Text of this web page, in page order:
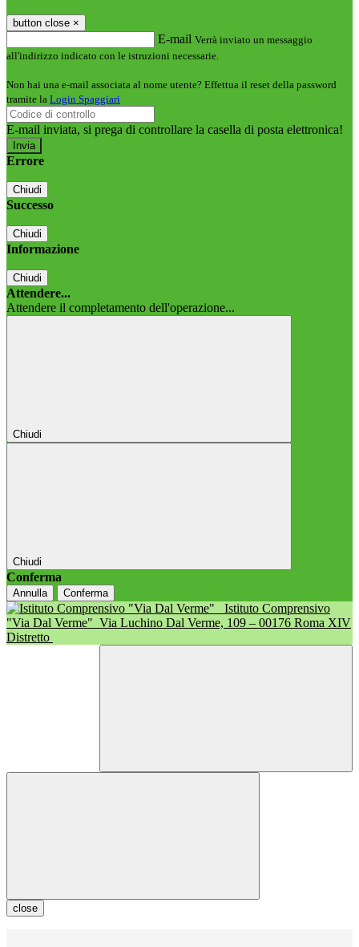
button close ×
E-mail Verrà inviato un messaggio
all'indirizzo indicato con le istruzioni necessarie.
Non hai una e-mail associata al nome utente? Effettua il reset della password
tramite la Login Spaggiari
E-mail inviata, si prega di controllare la casella di posta elettronica!
Errore
Chiudi
Successo
Chiudi
Informazione
Chiudi
Attendere...
Attendere il completamento dell'operazione...
Chiudi
Chiudi
Conferma
Annulla Conferma
Istituto Comprensivo
"Via Dal Verme" Via Luchino Dal Verme, 109 – 00176 Roma XIV
Distretto
close